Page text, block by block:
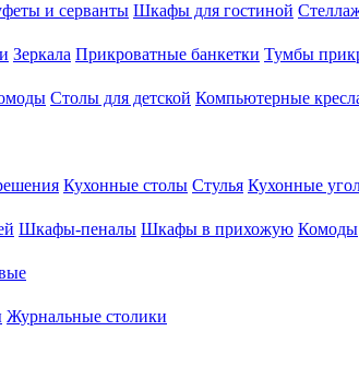
и серванты Шкафы для гостиной
Зеркала Прикроватные банкетки Тумбы
Столы для детской Компьютерные
Кухонные столы Стулья Кухонные
Шкафы-пеналы Шкафы в прихожую Комоды
Журнальные столики